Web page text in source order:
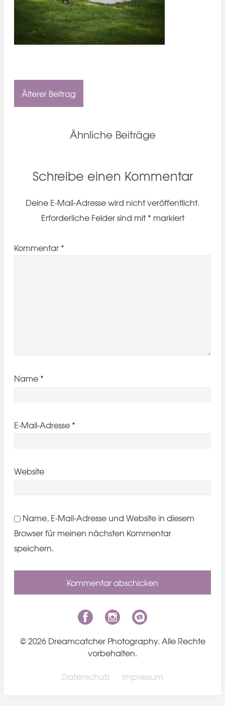
Älterer Beitrag
Ähnliche Beiträge
Schreibe einen Kommentar
Deine E-Mail-Adresse wird nicht veröffentlicht.
Erforderliche Felder sind mit* markiert
Kommentar *
Name *
E-Mail-Adresse *
Website
Name, E-Mail-Adresse und Website in diesem
Browser für meinen nächsten Kommentar
speichern.
© 2026 Dreamcatcher Photography. Alle Rechte
vorbehalten.
Datenschutz
Impressum